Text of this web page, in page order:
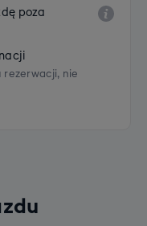
poza
rezerwacji, nie